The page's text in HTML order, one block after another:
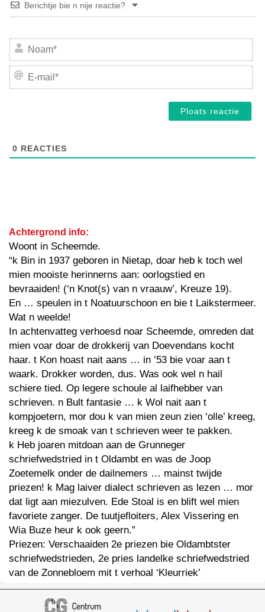
Berichtje bie n nije reactie?
E-
0 REACTIES
Achtergrond info:
Woont in Scheemde.
“k Bin in 1937 geboren in Nietap, doar heb k toch wel
mien mooiste herinnerns aan: oorlogstied en
bevraaiden! (‘n Knot(s) van n vraauw’, Kreuze 19).
En … speulen in t Noatuurschoon en bie t Laikstermeer.
Wat n weelde!
In achtenvatteg verhoesd noar Scheemde, omreden dat
mien voar doar de drokkerij van Doevendans kocht
haar. t Kon hoast nait aans … in ’53 bie voar aan t
waark. Drokker worden, dus. Was ook wel n hail
schiere tied. Op legere schoule al laifhebber van
schrieven. n Bult fantasie … k Wol nait aan t
kompjoetern, mor dou k van mien zeun zien ‘olle’ kreeg,
kreeg k de smoak van t schrieven weer te pakken.
k Heb joaren mitdoan aan de Grunneger
schriefwedstried in t Oldambt en was de Joop
Zoetemelk onder de dailnemers … mainst twijde
priezen! k Mag laiver dialect schrieven as lezen … mor
dat ligt aan miezulven. Ede Stoal is en blift wel mien
favoriete zanger. De tuutjefloiters, Alex Vissering en
Wia Buze heur k ook geern.”
Priezen: Verschaaiden 2e priezen bie Oldambtster
schriefwedstrieden, 2e pries landelke schriefwedstried
van de Zonnebloem mit t verhoal ‘Kleurriek’